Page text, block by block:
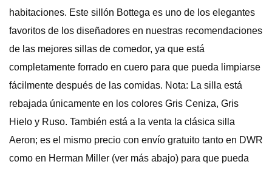
habitaciones. Este sillón Bottega es uno de los elegantes
favoritos de los diseñadores en nuestras recomendaciones
de las mejores sillas de comedor, ya que está
completamente forrado en cuero para que pueda limpiarse
fácilmente después de las comidas. Nota: La silla está
rebajada únicamente en los colores Gris Ceniza, Gris
Hielo y Ruso. También está a la venta la clásica silla
Aeron; es el mismo precio con envío gratuito tanto en DWR
como en Herman Miller (ver más abajo) para que pueda